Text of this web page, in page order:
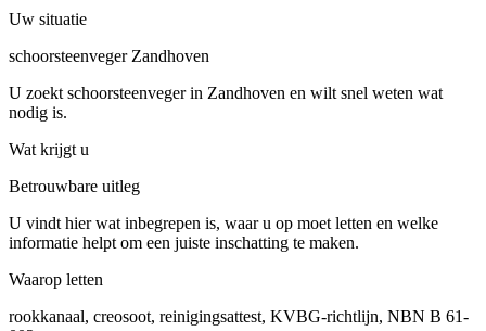
Uw situatie
schoorsteenveger Zandhoven
U zoekt schoorsteenveger in Zandhoven en wilt snel weten wat
nodig is.
Wat krijgt u
Betrouwbare uitleg
U vindt hier wat inbegrepen is, waar u op moet letten en welke
informatie helpt om een juiste inschatting te maken.
Waarop letten
rookkanaal, creosoot, reinigingsattest, KVBG-richtlijn, NBN B 61-